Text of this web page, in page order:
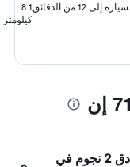
إلى 12 من الدقائق
8.1
كيلومتر
هل الأسعار في 712 إن قابلة للمقارنة بفنادق 2 نجوم في